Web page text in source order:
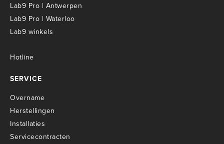
Lab9 Pro | Antwerpen
Lab9 Pro | Waterloo
Lab9 winkels
Hotline
SERVICE
Overname
Herstellingen
Installaties
Servicecontracten